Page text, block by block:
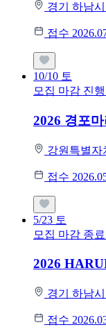
경기 하남
접수
10/10 토
모집 마감 진
2026 경포
강원특별자
접수
5/23 토
모집 마감 종
2026
경기 하남
접수